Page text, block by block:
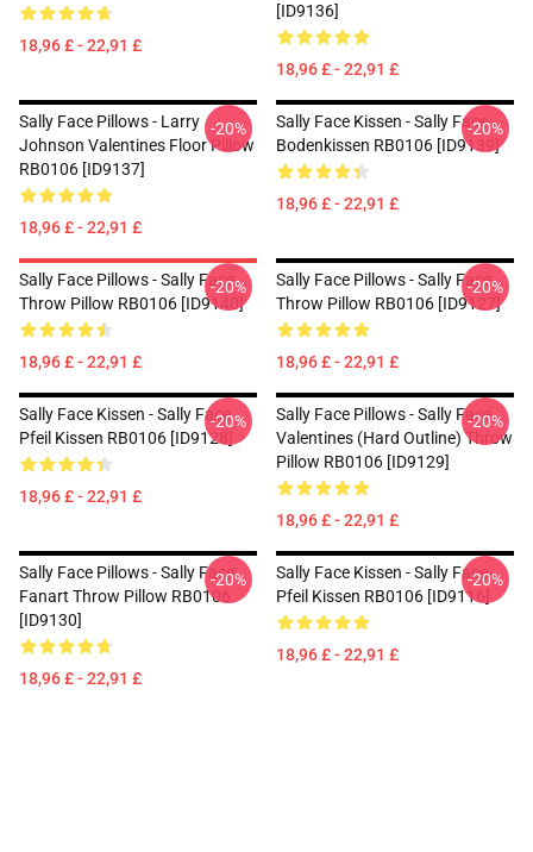
18,96 £ - 22,91 £
[ID9136]
18,96 £ - 22,91 £
Sally Face Pillows - Larry
Johnson Valentines Floor Pillow
RB0106 [ID9137]
18,96 £ - 22,91 £
-20%
Sally Face Kissen - Sally Face
Bodenkissen RB0106 [ID9139]
18,96 £ - 22,91 £
-20%
Sally Face Pillows - Sally Face.
Throw Pillow RB0106 [ID9140]
18,96 £ - 22,91 £
-20%
Sally Face Pillows - Sally Face
Throw Pillow RB0106 [ID9127]
18,96 £ - 22,91 £
-20%
Sally Face Kissen - Sally Face
Pfeil Kissen RB0106 [ID9128]
18,96 £ - 22,91 £
-20%
Sally Face Pillows - Sally Face
Valentines (Hard Outline) Throw
Pillow RB0106 [ID9129]
18,96 £ - 22,91 £
-20%
Sally Face Pillows - Sally Face
Fanart Throw Pillow RB0106
[ID9130]
18,96 £ - 22,91 £
-20%
Sally Face Kissen - Sally Face
Pfeil Kissen RB0106 [ID9116]
18,96 £ - 22,91 £
-20%